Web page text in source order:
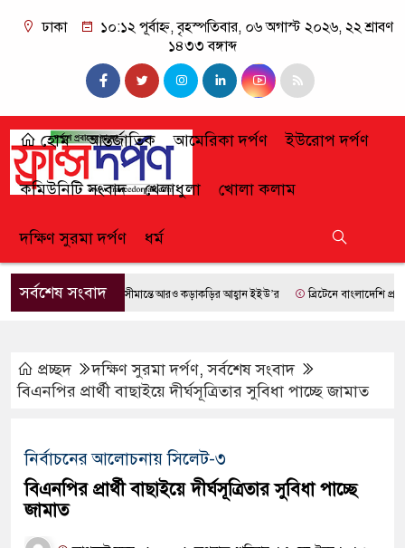
ঢাকা
১০:১২ পূর্বাহ্ন, বৃহস্পতিবার, ০৬ অগাস্ট ২০২৬, ২২ শ্রাবণ
১৪৩৩ বঙ্গাব্দ
হোম আন্তর্জাতিক আমেরিকা দর্পণ ইউরোপ দর্পণ
কমিউনিটি সংবাদ খেলাধুলা খোলা কলাম
দক্ষিণ সুরমা দর্পণ ধর্ম
সর্বশেষ সংবাদসীমান্তে আরও কড়াকড়ির আহ্বান ইইউ’র ব্রিটেনে বাংলাদেশি প্রায় ৭
প্রচ্ছদ দক্ষিণ সুরমা দর্পণ,সর্বশেষ সংবাদ
বিএনপির প্রার্থী বাছাইয়ে দীর্ঘসূত্রিতার সুবিধা পাচ্ছে জামাত
নির্বাচনের আলোচনায় সিলেট-৩
বিএনপির প্রার্থী বাছাইয়ে দীর্ঘসূত্রিতার সুবিধা পাচ্ছে
জামাত